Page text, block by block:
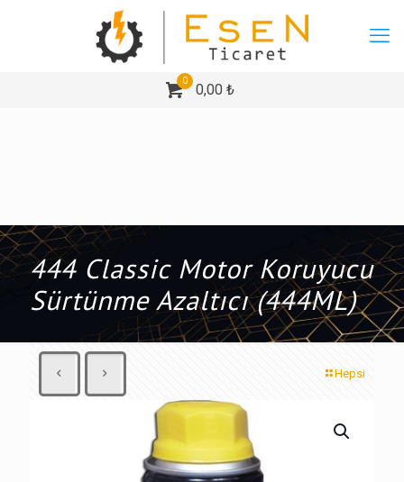
0
0,00 ₺
444 Classic Motor Koruyucu
Sürtünme Azaltıcı (444ML)
Hepsi